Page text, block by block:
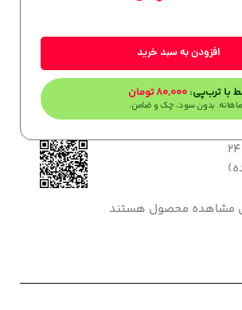
افزودن به سبد خرید
با ترب‌پی: 80,000تومان
مشاهده محصول هستند